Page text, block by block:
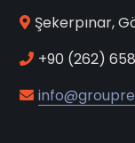
Şekerpınar,
+90 (262)